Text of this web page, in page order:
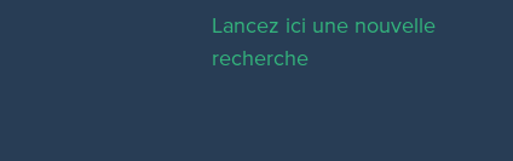
Lancez ici une nouvelle
recherche